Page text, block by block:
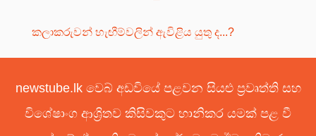
කලාකරුවන් හැඟීම්වලින් ඇවිළිය යුතු ද...?
newstube.lk වෙබ් අඩවියේ පළවන සියළු ප්‍රවෘත්ති සහ
විශේෂාංග ආශ්‍රිතව කිසිවකුට හානිකර යමක් පළ වී